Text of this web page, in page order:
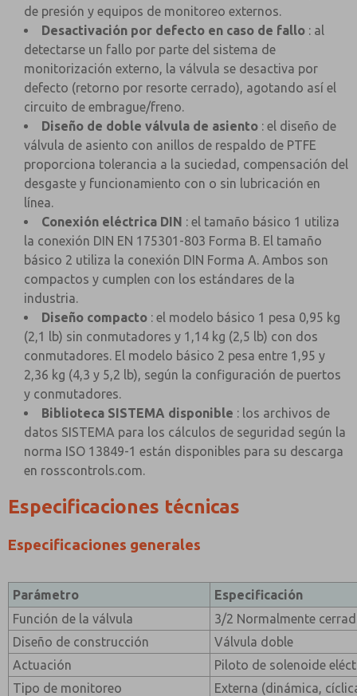
de presión y equipos de monitoreo externos.
Desactivación por defecto en caso de fallo : al
detectarse un fallo por parte del sistema de
monitorización externo, la válvula se desactiva por
defecto (retorno por resorte cerrado), agotando así el
circuito de embrague/freno.
Diseño de doble válvula de asiento : el diseño de
válvula de asiento con anillos de respaldo de PTFE
proporciona tolerancia a la suciedad, compensación del
desgaste y funcionamiento con o sin lubricación en
línea.
Conexión eléctrica DIN : el tamaño básico 1 utiliza
la conexión DIN EN 175301-803 Forma B. El tamaño
básico 2 utiliza la conexión DIN Forma A. Ambos son
compactos y cumplen con los estándares de la
industria.
Diseño compacto : el modelo básico 1 pesa 0,95 kg
(2,1 lb) sin conmutadores y 1,14 kg (2,5 lb) con dos
conmutadores. El modelo básico 2 pesa entre 1,95 y
2,36 kg (4,3 y 5,2 lb), según la configuración de puertos
y conmutadores.
Biblioteca SISTEMA disponible : los archivos de
datos SISTEMA para los cálculos de seguridad según la
norma ISO 13849-1 están disponibles para su descarga
en rosscontrols.com.
Especificaciones técnicas
Especificaciones generales
Parámetro
Especificación
Función de la válvula
3/2 Normalmente
Diseño de construcción
Válvula doble
Actuación
Piloto de solenoide
Tipo de monitoreo
Externa (dinámica,